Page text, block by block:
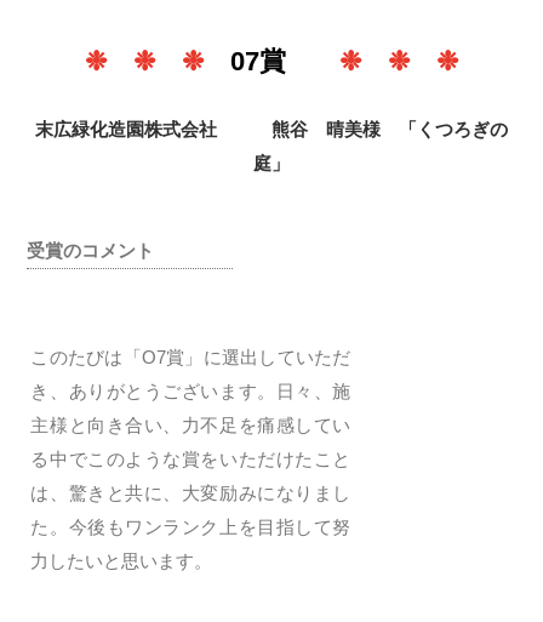
❉ ❉ ❉ 07賞 ❉ ❉ ❉
末広緑化造園株式会社 熊谷 晴美様 「くつろぎの
庭」
受賞のコメント
このたびは「O7賞」に選出していただ
き、ありがとうございます。日々、施
主様と向き合い、力不足を痛感してい
る中でこのような賞をいただけたこと
は、驚きと共に、大変励みになりまし
た。今後もワンランク上を目指して努
力したいと思います。